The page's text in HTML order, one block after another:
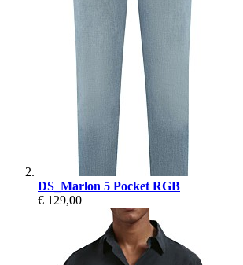
DS_Marlon 5 Pocket RGB
€ 129,00